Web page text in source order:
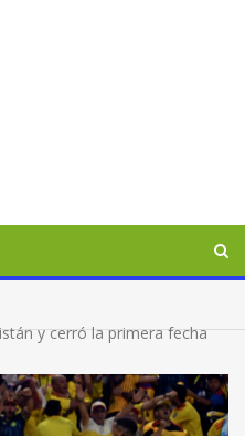
y cerró la primera fecha